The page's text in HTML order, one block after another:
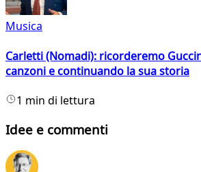
Musica
Carletti (Nomadi): ricorderemo
canzoni e continuando la sua storia
1 min di lettura
Idee e commenti